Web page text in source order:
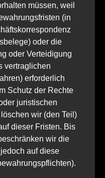
müssen, weil
(in
oder die
oder Verteidigung
vertraglichen
erforderlich
Schutz der Rechte
juristischen
wir (den Teil)
dieser Fristen. Bis
wir die
auf diese